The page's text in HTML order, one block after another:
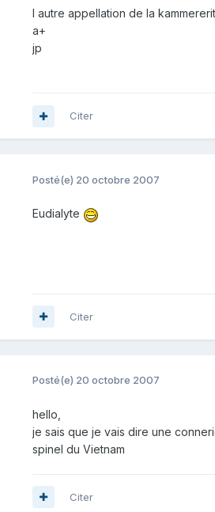
l autre appellation de la
a+
jp
Citer
Posté(e) 20 octobre 2007
Eudialyte
Citer
Posté(e) 20 octobre 2007
hello,
je sais que je vais dire une
spinel du Vietnam
Citer